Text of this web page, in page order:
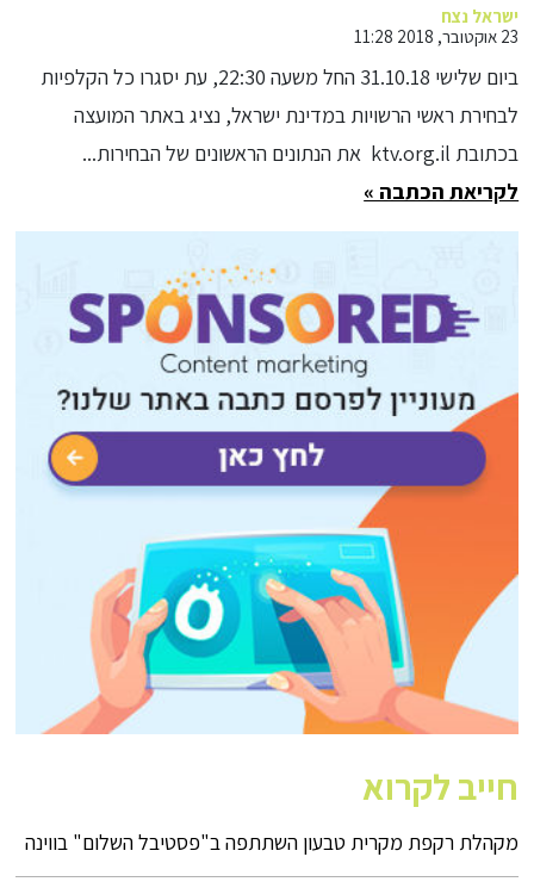
ישראל נצח
23 אוקטובר, 2018 11:28
ביום שלישי 31.10.18 החל משעה 22:30, עת יסגרו כל הקלפיות
לבחירת ראשי הרשויות במדינת ישראל, נציג באתר המועצה
בכתובת ktv.org.il את הנתונים הראשונים של הבחירות...
לקריאת הכתבה »
חייב לקרוא
מקהלת רקפת מקרית טבעון השתתפה ב"פסטיבל השלום" בווינה